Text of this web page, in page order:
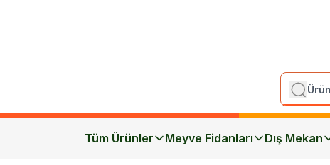
Tüm Ürünler Meyve Fidanları Dış Mekan